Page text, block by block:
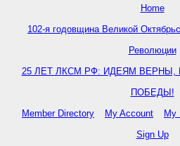
Home
102-я годовщина Великой
Революции
25 ЛЕТ ЛКСМ РФ: ИДЕЯМ
ПОБЕДЫ!
Member Directory
My Account My
Sign Up